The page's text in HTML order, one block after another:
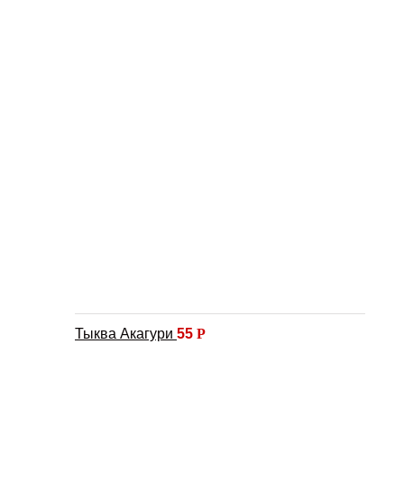
Тыква Акагури 55 Р